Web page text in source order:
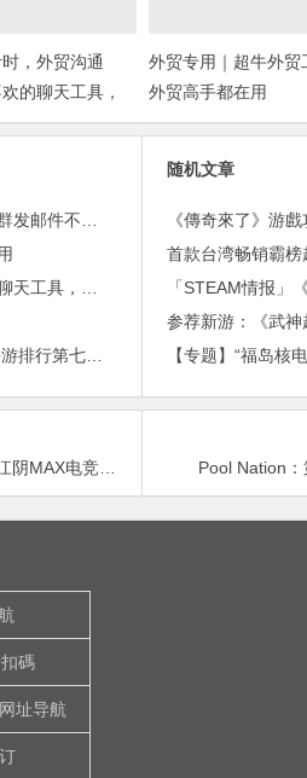
，外贸沟通
的聊天工具，
外贸专用｜超牛外贸
外贸高手都在用
随机文章
《傳奇來了》游
首款台湾畅销霸
参荐新游：《武
电竞上线
Pool Nation
碼
址导航